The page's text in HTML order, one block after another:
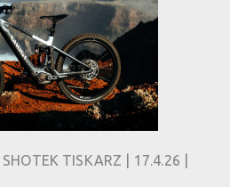
SHOTEK TISKARZ | 17.4.26 |